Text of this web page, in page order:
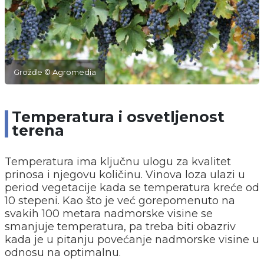
Grožđe © Agromedia
Temperatura i osvetljenost
terena
Temperatura ima ključnu ulogu za kvalitet
prinosa i njegovu količinu. Vinova loza ulazi u
period vegetacije kada se temperatura kreće od
10 stepeni. Kao što je već gorepomenuto na
svakih 100 metara nadmorske visine se
smanjuje temperatura, pa treba biti obazriv
kada je u pitanju povećanje nadmorske visine u
odnosu na optimalnu.